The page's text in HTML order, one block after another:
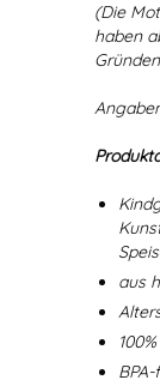
(Die
haben
aus